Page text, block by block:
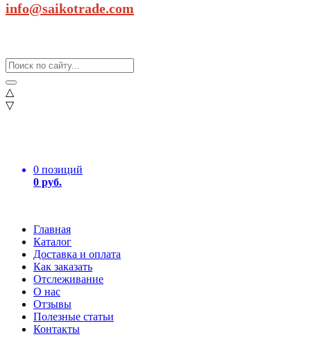
info@saikotrade.com
△
▽
0 позиций
0 руб.
Главная
Каталог
Доставка и оплата
Как заказать
Отслеживание
О нас
Отзывы
Полезные статьи
Контакты